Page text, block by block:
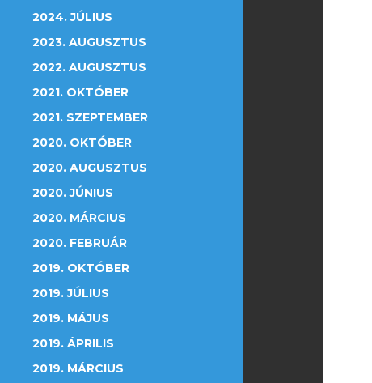
2024. JÚLIUS
2023. AUGUSZTUS
2022. AUGUSZTUS
2021. OKTÓBER
2021. SZEPTEMBER
2020. OKTÓBER
2020. AUGUSZTUS
2020. JÚNIUS
2020. MÁRCIUS
2020. FEBRUÁR
2019. OKTÓBER
2019. JÚLIUS
2019. MÁJUS
2019. ÁPRILIS
2019. MÁRCIUS